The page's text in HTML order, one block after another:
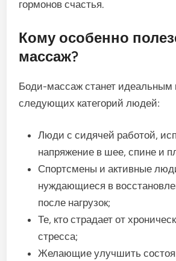
гормонов счастья.
Кому особенно
массаж?
Боди-массаж станет
следующих категорий людей:
Люди с сидячей работой,
напряжение в шее, спине и
Спортсмены и активные
нуждающиеся в
после нагрузок;
Те, кто страдает от
стресса;
Желающие улучшить